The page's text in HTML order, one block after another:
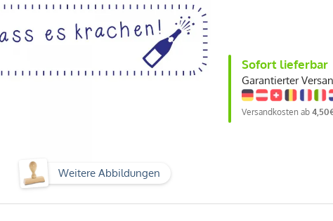
Weitere Abbildungen
Sofort lieferbar
Garantierter
Versandkosten ab